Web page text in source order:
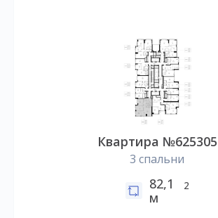
Квартира №625305
3 спальни
82,1
м
2